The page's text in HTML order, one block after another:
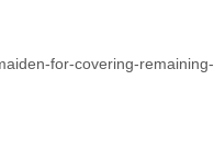
for-covering-remaining-